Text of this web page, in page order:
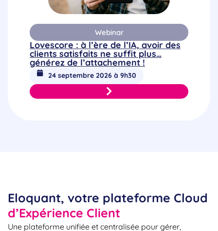
Webinar
Lovescore : à l’ère de l’IA, avoir des
clients satisfaits ne suffit plus…
générez de l’attachement !
24 septembre 2026 à 9h30
Eloquant, votre plateforme Cloud
d’Expérience Client
Une plateforme unifiée et centralisée pour gérer,